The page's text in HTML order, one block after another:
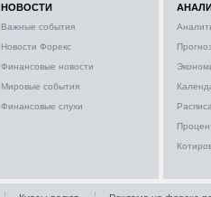
НОВОСТИ
Важные события
Новости Форекс
Финансовые новости
Мировые события
Финансовые слухи